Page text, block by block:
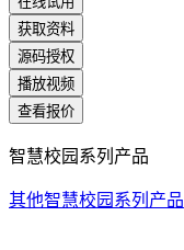
获取资料
源码授权
播放视频
查看报价
智慧校园系列产品
其他智慧校园系列产品